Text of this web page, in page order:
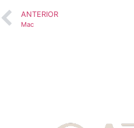
ANTERIOR
Mac